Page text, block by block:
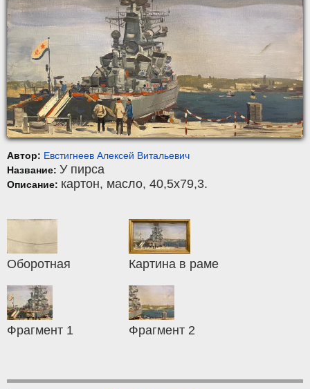
Автор: Евстигнеев Алексей Витальевич
Название: У пирса
Описание: картон, масло, 40,5x79,3.
Оборотная Картина в раме
Фрагмент 1 Фрагмент 2